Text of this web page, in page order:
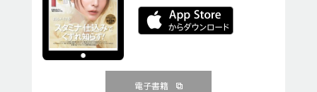
電子書籍